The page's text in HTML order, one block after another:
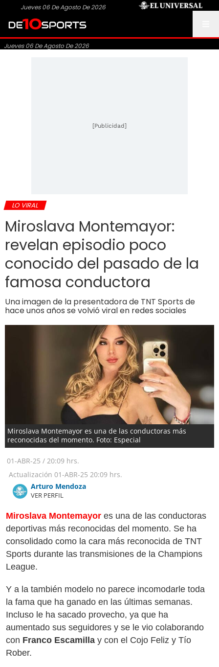
Jueves 06 De Agosto De 2026
Jueves 06 De Agosto De 2026
[Publicidad]
LO VIRAL
Miroslava Montemayor:
revelan episodio poco
conocido del pasado de la
famosa conductora
Una imagen de la presentadora de TNT Sports de
hace unos años se volvió viral en redes sociales
Miroslava Montemayor es una de las conductoras más
reconocidas del momento. Foto: Especial
01-ABR-25 / 20:09 hrs.
Actualización 01-ABR-25 20:09 hrs.
Arturo Mendoza
VER PERFIL
Miroslava Montemayor es una de las conductoras
deportivas más reconocidas del momento. Se ha
consolidado como la cara más reconocida de TNT
Sports durante las transmisiones de la Champions
League.
Y a la también modelo no parece incomodarle toda
la fama que ha ganado en las últimas semanas.
Incluso le ha sacado provecho, ya que ha
aumentado sus seguidores y se le vio colaborando
con Franco Escamilla y con el Cojo Feliz y Tío
Rober.